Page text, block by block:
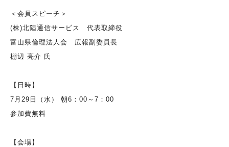
＜会員スピーチ＞
(株)北陸通信サービス 代表取締役
富山県倫理法人会 広報副委員長
棚辺 亮介 氏
【日時】
7月29日（水） 朝6：00～7：00
参加費無料
【会場】